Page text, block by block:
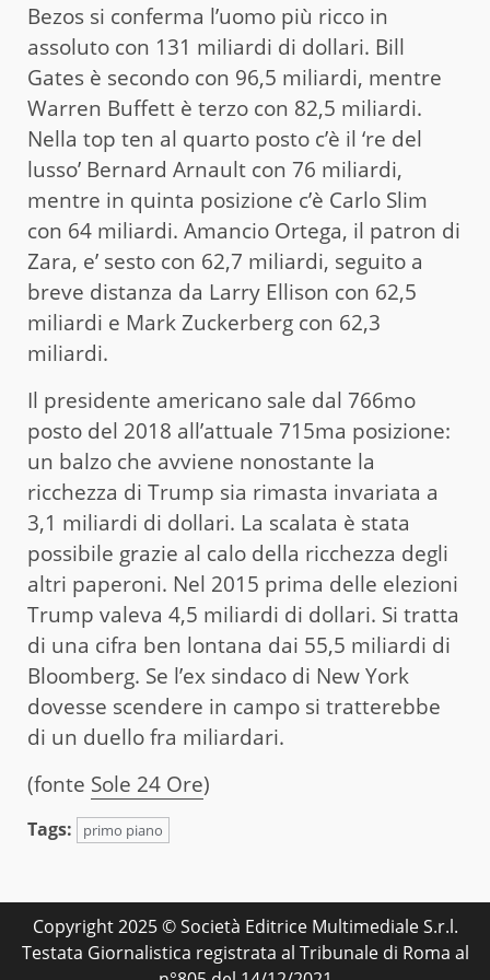
Bezos si conferma l’uomo più ricco in
assoluto con 131 miliardi di dollari. Bill
Gates è secondo con 96,5 miliardi, mentre
Warren Buffett è terzo con 82,5 miliardi.
Nella top ten al quarto posto c’è il ‘re del
lusso’ Bernard Arnault con 76 miliardi,
mentre in quinta posizione c’è Carlo Slim
con 64 miliardi. Amancio Ortega, il patron di
Zara, e’ sesto con 62,7 miliardi, seguito a
breve distanza da Larry Ellison con 62,5
miliardi e Mark Zuckerberg con 62,3
miliardi.
Il presidente americano sale dal 766mo
posto del 2018 all’attuale 715ma posizione:
un balzo che avviene nonostante la
ricchezza di Trump sia rimasta invariata a
3,1 miliardi di dollari. La scalata è stata
possibile grazie al calo della ricchezza degli
altri paperoni. Nel 2015 prima delle elezioni
Trump valeva 4,5 miliardi di dollari. Si tratta
di una cifra ben lontana dai 55,5 miliardi di
Bloomberg. Se l’ex sindaco di New York
dovesse scendere in campo si tratterebbe
di un duello fra miliardari.
(fonte Sole 24 Ore)
Tags: primo piano
Copyright 2025 © Società Editrice Multimediale S.r.l.
Testata Giornalistica registrata al Tribunale di Roma al